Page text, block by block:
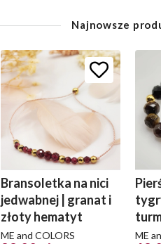
Najnowsze
Bransoletka na nici
jedwabnej | granat i
złoty hematyt
ME and COLORS ME